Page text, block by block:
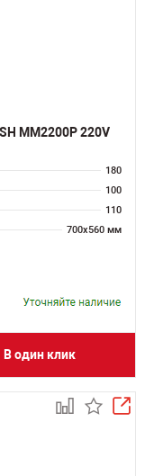
MM2200P 220V
180
100
110
700х560 мм
В один клик